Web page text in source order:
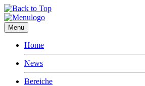
Menu
Home
News
Bereiche